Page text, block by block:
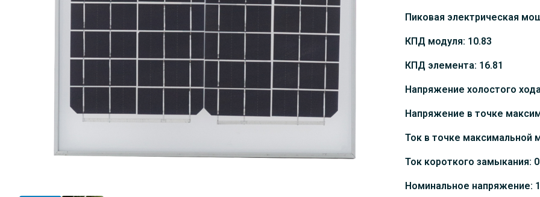
Пиковая электрическая
КПД модуля: 10.83
КПД элемента: 16.81
Напряжение холостого
Напряжение в точке
Ток в точке максимальной
Ток короткого замыкания:
Номинальное напряжение: